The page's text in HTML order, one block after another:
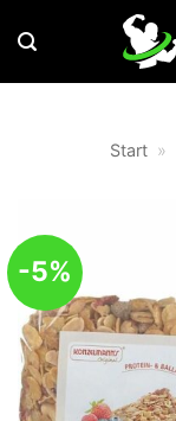
Inhalt
springen
Start »
-5%